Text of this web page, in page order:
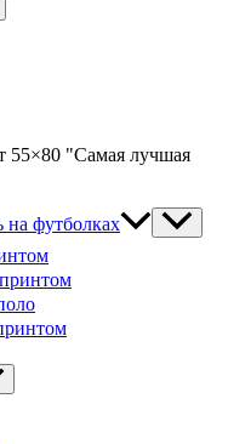
55×80 "Самая лучшая
на футболках